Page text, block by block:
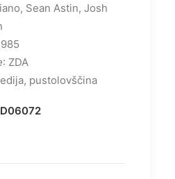
Sean Astin, Josh
: ZDA
pustolovščina